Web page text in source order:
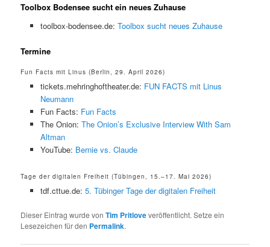
Toolbox Bodensee sucht ein neues Zuhause
toolbox-bodensee.de: Toolbox sucht neues Zuhause
Termine
Fun Facts mit Linus (Berlin, 29. April 2026)
tickets.mehringhoftheater.de: FUN FACTS mit Linus
Neumann
Fun Facts: Fun Facts
The Onion: The Onion’s Exclusive Interview With Sam
Altman
YouTube: Bernie vs. Claude
Tage der digitalen Freiheit (Tübingen, 15.–17. Mai 2026)
tdf.cttue.de: 5. Tübinger Tage der digitalen Freiheit
Dieser Eintrag wurde vonTim Pritloveveröffentlicht. Setze ein
Lesezeichen für den Permalink.